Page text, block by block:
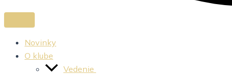
Novinky
O klube
Vedenie